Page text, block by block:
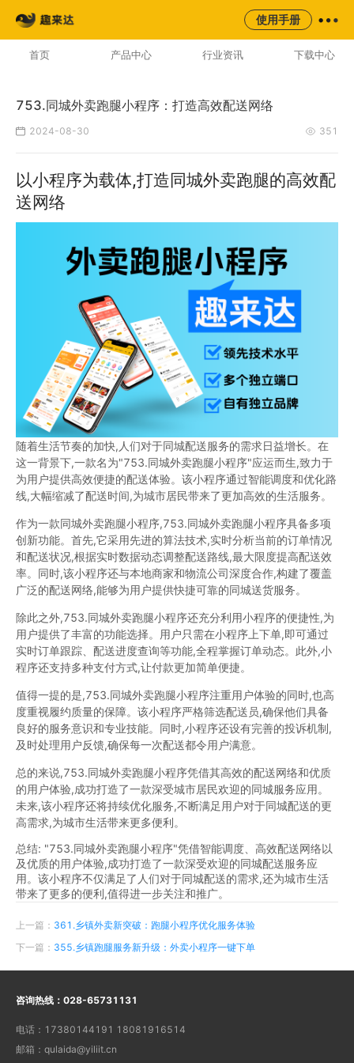
使用手册
首页 产品中心 行业资讯 下载中心
AI云配服务生态平台
753.同城外卖跑腿小程序：打造高效配送网络
2024-08-30 351
以小程序为载体,打造同城外卖跑腿的高效配
送网络
随着生活节奏的加快,人们对于同城配送服务的需求日益增长。在
这一背景下,一款名为"753.同城外卖跑腿小程序"应运而生,致力于
为用户提供高效便捷的配送体验。该小程序通过智能调度和优化路
线,大幅缩减了配送时间,为城市居民带来了更加高效的生活服务。
作为一款同城外卖跑腿小程序,753.同城外卖跑腿小程序具备多项
创新功能。首先,它采用先进的算法技术,实时分析当前的订单情况
和配送状况,根据实时数据动态调整配送路线,最大限度提高配送效
率。同时,该小程序还与本地商家和物流公司深度合作,构建了覆盖
广泛的配送网络,能够为用户提供快捷可靠的同城送货服务。
除此之外,753.同城外卖跑腿小程序还充分利用小程序的便捷性,为
用户提供了丰富的功能选择。用户只需在小程序上下单,即可通过
实时订单跟踪、配送进度查询等功能,全程掌握订单动态。此外,小
程序还支持多种支付方式,让付款更加简单便捷。
值得一提的是,753.同城外卖跑腿小程序注重用户体验的同时,也高
度重视履约质量的保障。该小程序严格筛选配送员,确保他们具备
良好的服务意识和专业技能。同时,小程序还设有完善的投诉机制,
及时处理用户反馈,确保每一次配送都令用户满意。
总的来说,753.同城外卖跑腿小程序凭借其高效的配送网络和优质
的用户体验,成功打造了一款深受城市居民欢迎的同城服务应用。
未来,该小程序还将持续优化服务,不断满足用户对于同城配送的更
高需求,为城市生活带来更多便利。
总结: "753.同城外卖跑腿小程序"凭借智能调度、高效配送网络以
及优质的用户体验,成功打造了一款深受欢迎的同城配送服务应
用。该小程序不仅满足了人们对于同城配送的需求,还为城市生活
带来了更多的便利,值得进一步关注和推广。
上一篇： 361.乡镇外卖新突破：跑腿小程序优化服务体验
下一篇： 355.乡镇跑腿服务新升级：外卖小程序一键下单
咨询热线： 028-65731131
电话： 17380144191 18081916514
邮箱： qulaida@yiliit.cn